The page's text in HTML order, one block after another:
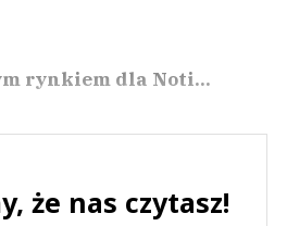
rynkiem dla Noti...
że nas czytasz!